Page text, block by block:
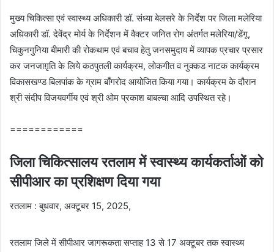
मुख्य चिकित्सा एवं स्वास्थ्य अधिकारी डॉ. संध्या बेलसरे के निर्देश पर जिला मलेरिया
अधिकारी डॉ. देवेंद्र मोर्य के निर्देशन में वैक्टर जनित रोग अंतर्गत मलेरिया/डेंगू,
चिकुनगुनिया बीमारी की रोकथाम एवं बचाव हेतु जनसमुदाय में व्यापक प्रचार प्रसार
कर जनजाग़ृति के लिये कठपुतली कार्यक्रम, लोकगीत व नुक्कड नाटक कार्यक्रम
विकासखण्ड बिलपांक के ग्राम बॉंगरोद आयोजित किया गया। कार्यक्रम के दौरान
श्री संदीप विजयवर्गीय एवं श्री ओम प्रकाश बाबल्चा आदि उपस्थित रहे।
============
जिला चिकित्सालय रतलाम में स्वास्थ्य कार्यकर्ताओं को
सीपीआर का प्रशिक्षण दिया गया
रतलाम : बुधवार, अक्टूबर 15, 2025,
रतलाम जिले में सीपीआर जागरूकता सप्ताह 13 से 17 अक्टूबर तक स्वास्थ्य